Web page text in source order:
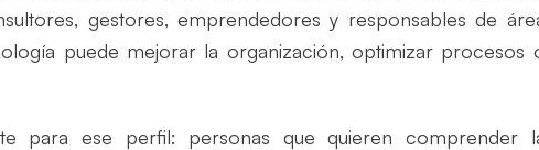
gestores, emprendedores y responsables de
puede mejorar la organización, optimizar procesos
para ese perfil: personas que quieren comprender